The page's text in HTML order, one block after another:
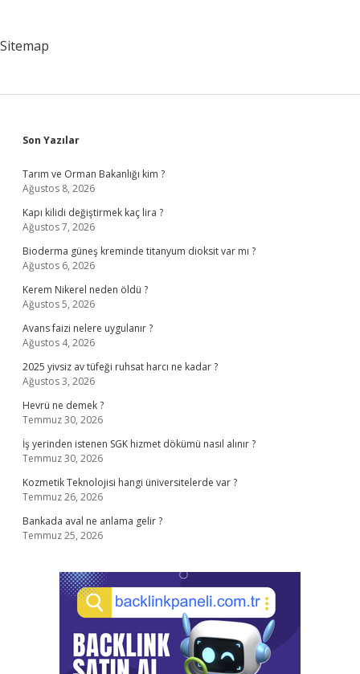
Sitemap
Sidebar
Son Yazılar
Tarım ve Orman Bakanlığı kim ?
Ağustos 8, 2026
Kapı kilidi değiştirmek kaç lira ?
Ağustos 7, 2026
Bioderma güneş kreminde titanyum dioksit var mı ?
Ağustos 6, 2026
Kerem Nikerel neden öldü ?
Ağustos 5, 2026
Avans faizi nelere uygulanır ?
Ağustos 4, 2026
2025 yivsiz av tüfeği ruhsat harcı ne kadar ?
Ağustos 3, 2026
Hevrü ne demek ?
Temmuz 30, 2026
İş yerinden istenen SGK hizmet dökümü nasıl alınır ?
Temmuz 30, 2026
Kozmetik Teknolojisi hangi üniversitelerde var ?
Temmuz 26, 2026
Bankada aval ne anlama gelir ?
Temmuz 25, 2026